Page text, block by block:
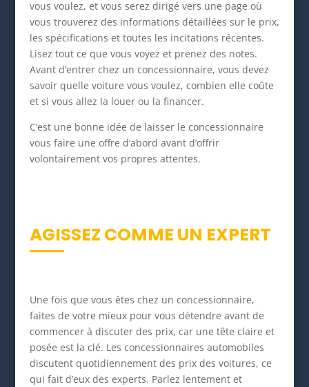
vous voulez, et vous serez dirigé vers une page où
vous trouverez des informations détaillées sur le prix,
les spécifications et toutes les incitations récentes.
Lisez tout ce que vous voyez et prenez des notes.
Avant d’entrer chez un concessionnaire, vous devez
savoir quelle voiture vous voulez, combien elle coûte
et si vous allez la louer ou la financer.
C’est une bonne idée de laisser le concessionnaire
vous faire une offre d’abord avant d’offrir
volontairement vos propres attentes.
AGISSEZ COMME UN EXPERT
Une fois que vous êtes chez un concessionnaire,
faites de votre mieux pour vous détendre avant de
commencer à discuter des prix, car une tête claire et
posée est la clé. Les concessionnaires automobiles
discutent quotidiennement des prix des voitures, ce
qui fait d’eux des experts. Parlez lentement et